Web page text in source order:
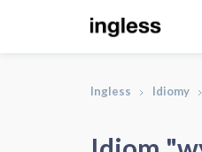
Ingless Idiomy